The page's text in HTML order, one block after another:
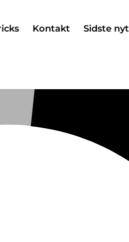
Kontakt Sidste nyt